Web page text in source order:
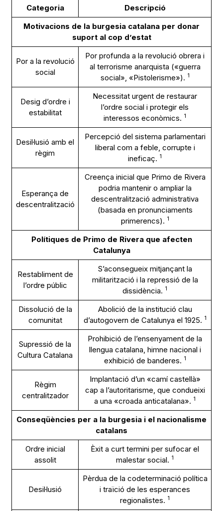
Categoria
Descripció
Motivacions de la burgesia catalana per donar
suport al cop d’estat
Por a la revolució
social
Por profunda a la revolució obrera i
al terrorisme anarquista («guerra
social», «Pistolerisme»). 1
Desig d’ordre i
estabilitat
Necessitat urgent de restaurar
l’ordre social i protegir els
interessos econòmics. 1
Desil·lusió amb el
règim
Percepció del sistema parlamentari
liberal com a feble, corrupte i
ineficaç. 1
Esperança de
descentralització
Creença inicial que Primo de Rivera
podria mantenir o ampliar la
descentralització administrativa
(basada en pronunciaments
primerencs). 1
Polítiques de Primo de Rivera que afecten
Catalunya
Restabliment de
l’ordre públic
S’aconsegueix mitjançant la
militarització i la repressió de la
dissidència. 1
Dissolució de la
comunitat
Abolició de la institució clau
d’autogovern de Catalunya el 1925. 1
Supressió de la
Cultura Catalana
Prohibició de l’ensenyament de la
llengua catalana, himne nacional i
exhibició de banderes. 1
Règim
centralitzador
Implantació d’un «camí castellà»
cap a l’autoritarisme, que condueixi
a una «croada anticatalana». 1
Conseqüències per a la burgesia i el nacionalisme
catalans
Ordre inicial
assolit
Èxit a curt termini per sufocar el
malestar social. 1
Desil·lusió
Pèrdua de la codeterminació política
i traïció de les esperances
regionalistes. 1